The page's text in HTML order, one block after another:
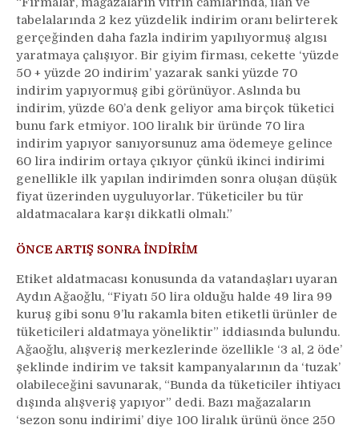
tabelalarında 2 kez yüzdelik indirim oranı belirterek
gerçeğinden daha fazla indirim yapılıyormuş algısı
yaratmaya çalışıyor. Bir giyim firması, cekette ‘yüzde
50 + yüzde 20 indirim’ yazarak sanki yüzde 70
indirim yapıyormuş gibi görünüyor. Aslında bu
indirim, yüzde 60’a denk geliyor ama birçok tüketici
bunu fark etmiyor. 100 liralık bir üründe 70 lira
indirim yapıyor sanıyorsunuz ama ödemeye gelince
60 lira indirim ortaya çıkıyor çünkü ikinci indirimi
genellikle ilk yapılan indirimden sonra oluşan düşük
fiyat üzerinden uyguluyorlar. Tüketiciler bu tür
aldatmacalara karşı dikkatli olmalı.”
ÖNCE ARTIŞ SONRA İNDİRİM
Etiket aldatmacası konusunda da vatandaşları uyaran
Aydın Ağaoğlu, “Fiyatı 50 lira olduğu halde 49 lira 99
kuruş gibi sonu 9’lu rakamla biten etiketli ürünler de
tüketicileri aldatmaya yöneliktir” iddiasında bulundu.
Ağaoğlu, alışveriş merkezlerinde özellikle ‘3 al, 2 öde’
şeklinde indirim ve taksit kampanyalarının da ‘tuzak’
olabileceğini savunarak, “Bunda da tüketiciler ihtiyacı
dışında alışveriş yapıyor” dedi. Bazı mağazaların
‘sezon sonu indirimi’ diye 100 liralık ürünü önce 250